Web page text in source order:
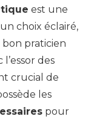
est une
choix éclairé,
bon praticien
des
crucial de
les
pour